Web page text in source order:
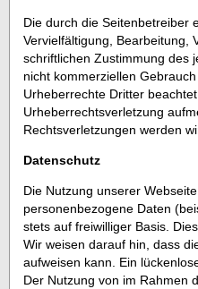
Die durch die Seitenbetreiber
Vervielfältigung, Bearbeitung,
schriftlichen Zustimmung des
nicht kommerziellen
Urheberrechte Dritter
Urheberrechtsverletzung
Rechtsverletzungen werden
Datenschutz
Die Nutzung unserer
personenbezogene Daten
stets auf freiwilliger Basis.
Wir weisen darauf hin, dass
aufweisen kann. Ein
Der Nutzung von im Rahmen